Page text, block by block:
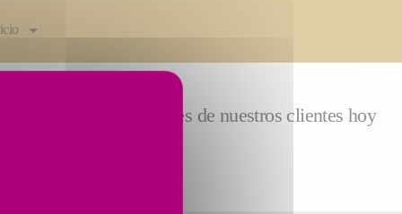
las necesidades de nuestros clientes hoy